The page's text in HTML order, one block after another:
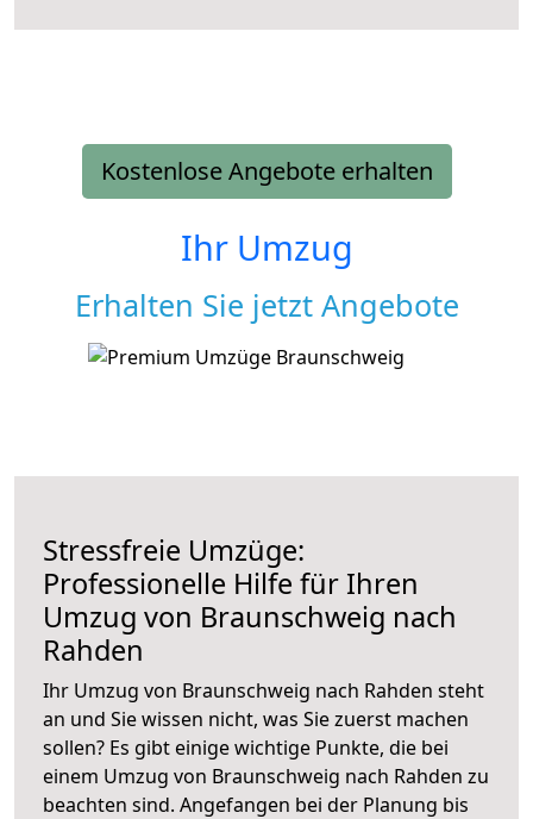
Kostenlose Angebote erhalten
Ihr Umzug
Erhalten Sie jetzt Angebote
Stressfreie Umzüge:
Professionelle Hilfe für Ihren
Umzug von Braunschweig nach
Rahden
Ihr Umzug von Braunschweig nach Rahden steht
an und Sie wissen nicht, was Sie zuerst machen
sollen? Es gibt einige wichtige Punkte, die bei
einem Umzug von Braunschweig nach Rahden zu
beachten sind. Angefangen bei der Planung bis